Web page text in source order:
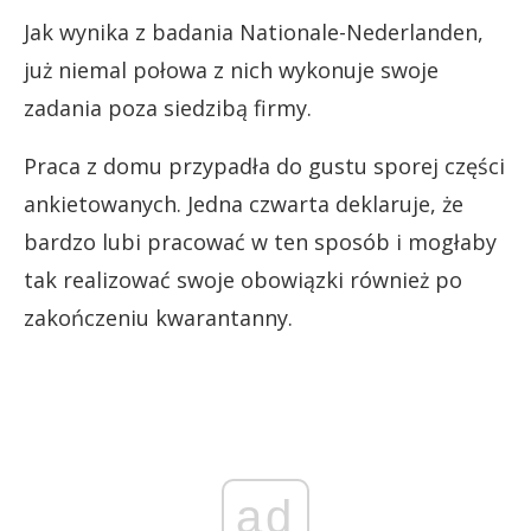
Jak wynika z badania Nationale-Nederlanden,
już niemal połowa z nich wykonuje swoje
zadania poza siedzibą firmy.
Praca z domu przypadła do gustu sporej części
ankietowanych. Jedna czwarta deklaruje, że
bardzo lubi pracować w ten sposób i mogłaby
tak realizować swoje obowiązki również po
zakończeniu kwarantanny.
ad